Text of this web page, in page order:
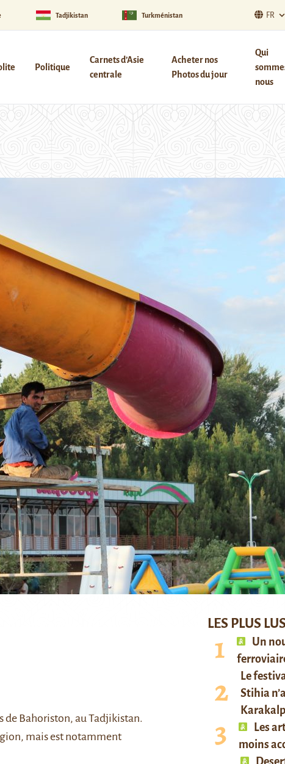
Tadjikistan Turkménistan FR
Politique
Carnets d’Asie
centrale
Acheter nos
Photos du jour
Qui
nous
de Bahoriston, au Tadjikistan.
mais est notamment
LES PLUS LUS
Un
Le
Stihia
Les
moins